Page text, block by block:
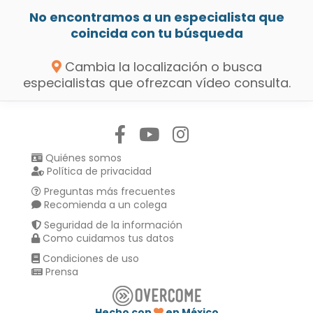
No encontramos a un especialista que
coincida con tu búsqueda
Cambia la localización o busca
especialistas que ofrezcan vídeo consulta.
Quiénes somos
Política de privacidad
Preguntas más frecuentes
Recomienda a un colega
Seguridad de la información
Como cuidamos tus datos
Condiciones de uso
Prensa